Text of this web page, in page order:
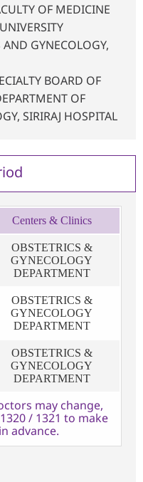
OF MEDICINE
GYNECOLOGY,
BOARD OF
OF
SIRIRAJ HOSPITAL
Centers & Clinics
OBSTETRICS &
GYNECOLOGY
DEPARTMENT
OBSTETRICS &
GYNECOLOGY
DEPARTMENT
OBSTETRICS &
GYNECOLOGY
DEPARTMENT
may change,
/ 1321 to make
advance.